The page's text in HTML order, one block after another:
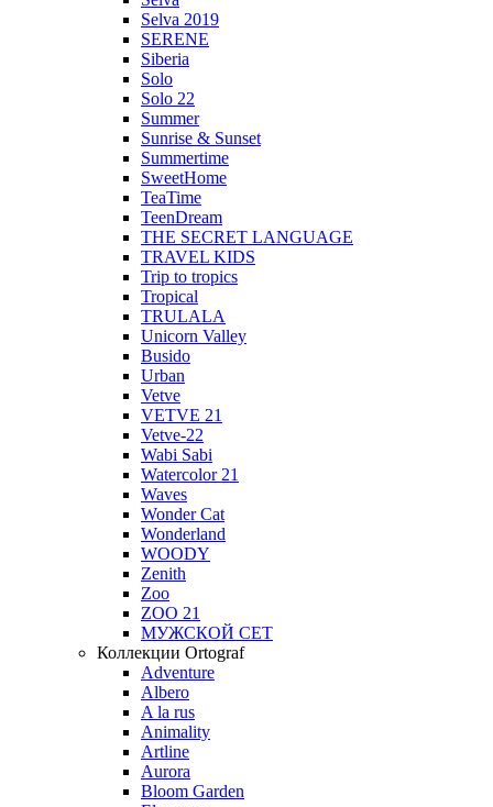
Selva 2019
SERENE
Siberia
Solo
Solo 22
Summer
Sunrise & Sunset
Summertime
SweetHome
TeaTime
TeenDream
THE SECRET LANGUAGE
TRAVEL KIDS
Trip to tropics
Tropical
TRULALA
Unicorn Valley
Busido
Urban
Vetve
VETVE 21
Vetve-22
Wabi Sabi
Watercolor 21
Waves
Wonder Cat
Wonderland
WOODY
Zenith
Zoo
ZOO 21
МУЖСКОЙ СЕТ
Коллекции Ortograf
Adventure
Albero
A la rus
Animality
Artline
Aurora
Bloom Garden